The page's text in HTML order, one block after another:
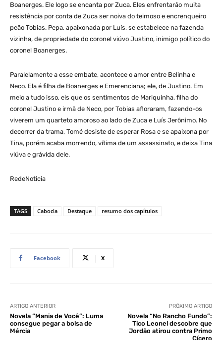
Boanerges. Ele logo se encanta por Zuca. Eles enfrentarão muita
resistência por conta de Zuca ser noiva do teimoso e encrenqueiro
peão Tobias. Pepa, apaixonada por Luís, se estabelece na fazenda
vizinha, de propriedade do coronel viúvo Justino, inimigo político do
coronel Boanerges.
Paralelamente a esse embate, acontece o amor entre Belinha e
Neco. Ela é filha de Boanerges e Emerenciana; ele, de Justino. Em
meio a tudo isso, eis que os sentimentos de Mariquinha, filha do
coronel Justino e irmã de Neco, por Tobias afloraram, fazendo-os
viverem um quarteto amoroso ao lado de Zuca e Luís Jerônimo. No
decorrer da trama, Tomé desiste de esperar Rosa e se apaixona por
Tina, porém acaba morrendo, vítima de um assassinato, e deixa Tina
viúva e grávida dele.
RedeNoticia
TAGS Cabocla Destaque resumo dos capítulos
Facebook X
ARTIGO ANTERIOR
Novela “Mania de Você”: Luma
consegue pegar a bolsa de
Mércia
PRÓXIMO ARTIGO
Novela “No Rancho Fundo”:
Tico Leonel descobre que
Jordão atirou contra Primo
Cícero